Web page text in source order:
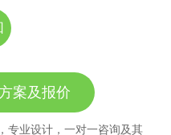
案及报价
专业设计，一对一咨询及其